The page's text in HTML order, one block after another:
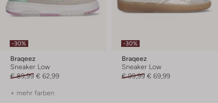
-30%
Braqeez
Sneaker Low
€ 89,99 € 62,99
+ mehr farben
-30%
Braqeez
Sneaker Low
€ 99,99 € 69,99